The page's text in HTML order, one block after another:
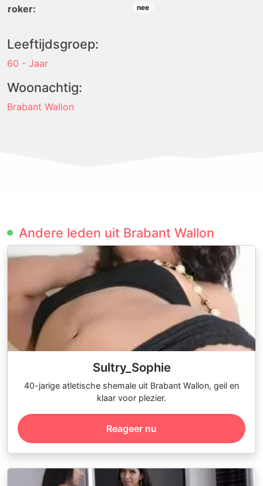
roker: nee
Leeftijdsgroep:
60 - Jaar
Woonachtig:
Brabant Wallon
Andere leden uit Brabant Wallon
Sultry_Sophie
40-jarige atletische shemale uit Brabant Wallon, geil en
klaar voor plezier.
Reageer nu